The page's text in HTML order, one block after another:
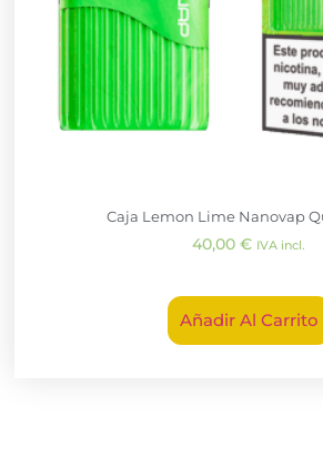
Caja Lemon Lime Nanovap
40,00 € IVA incl.
Añadir Al Carrito